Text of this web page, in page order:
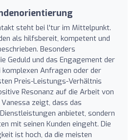
steht bei l'tur im Mittelpunkt.
als hilfsbereit, kompetent und
Besonders
Geduld und das Engagement der
komplexen Anfragen oder der
Preis-Leistungs-Verhältnis
Resonanz auf die Arbeit von
zeigt, dass das
anbietet, sondern
mit seinen Kunden eingeht. Die
ist hoch, da die meisten